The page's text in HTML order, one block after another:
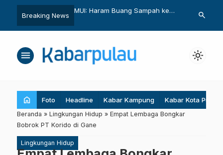
Breaking News
dan Danau
Suara Kaum Disabilitas dari
Dunia
Mulai
Perairan
search
menu light_mode
home Foto Headline Kabar Kampung Kabar Kota Pulau
Beranda » Lingkungan Hidup » Empat Lembaga Bongkar
Bobrok PT Korido di Gane
Lingkungan Hidup